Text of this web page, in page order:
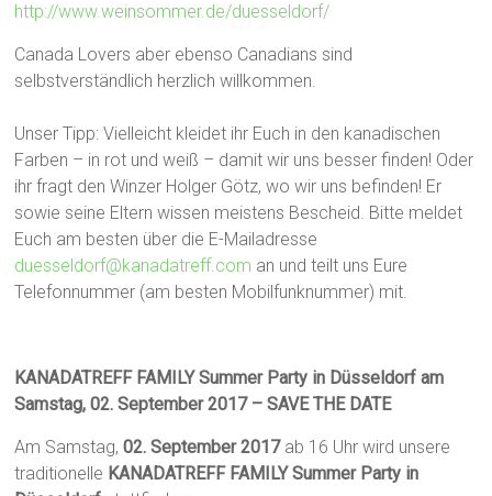
http://www.weinsommer.de/duesseldorf/
Canada Lovers aber ebenso Canadians sind
selbstverständlich herzlich willkommen.
Unser Tipp: Vielleicht kleidet ihr Euch in den kanadischen
Farben – in rot und weiß – damit wir uns besser finden! Oder
ihr fragt den Winzer Holger Götz, wo wir uns befinden! Er
sowie seine Eltern wissen meistens Bescheid. Bitte meldet
Euch am besten über die E-Mailadresse
duesseldorf@kanadatreff.com an und teilt uns Eure
Telefonnummer (am besten Mobilfunknummer) mit.
KANADATREFF FAMILY Summer Party in Düsseldorf am
Samstag, 02. September 2017 – SAVE THE DATE
Am Samstag,02. September 2017ab 16 Uhr wird unsere
traditionelle KANADATREFF FAMILY Summer Party in